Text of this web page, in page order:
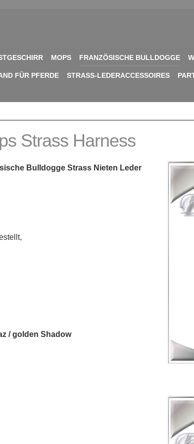
MOPS FRANZÖSISCHE BULLDOGGE
FÜR PFERDE STRASS-LEDERACCESSOIRES
Strass Harness
Bulldogge Strass Nieten Leder
/ golden Shadow